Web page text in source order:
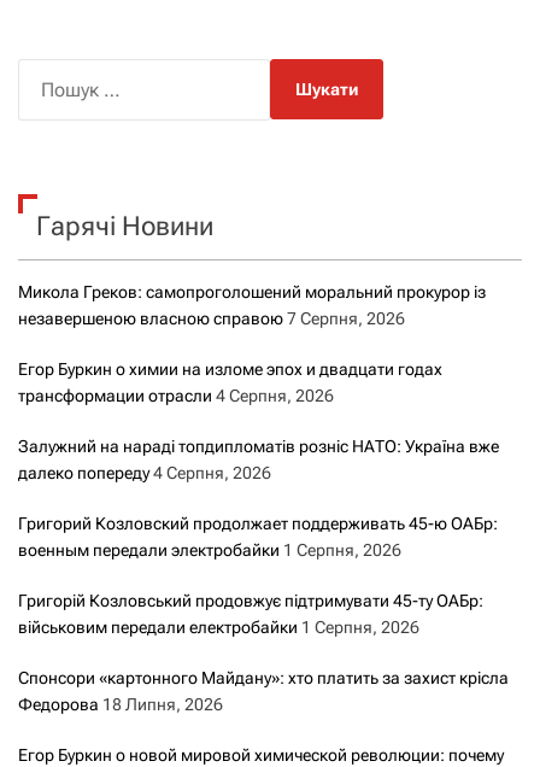
к
Гарячі Новини
Микола Греков: самопроголошений моральний прокурор із
незавершеною власною справою7 Серпня, 2026
Егор Буркин о химии на изломе эпох и двадцати годах
трансформации отрасли 4 Серпня, 2026
Залужний на нараді топдипломатів розніс НАТО: Україна вже
далеко попереду4 Серпня, 2026
Григорий Козловский продолжает поддерживать 45-ю ОАБр:
военным передали электробайки 1 Серпня, 2026
Григорій Козловський продовжує підтримувати 45-ту ОАБр:
військовим передали електробайки 1 Серпня, 2026
Спонсори «картонного Майдану»: хто платить за захист крісла
Федорова 18 Липня, 2026
Егор Буркин о новой мировой химической революции: почему